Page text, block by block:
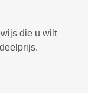
die u wilt